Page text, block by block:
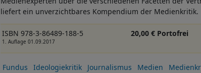
liefert ein unverzichtbares Kompendium der Medienkritik.
ISBN 978-3-86489-188-5
1. Auflage 01.09.2017
20,00 € Portofrei
Fundus Ideologiekritik Journalismus Medien